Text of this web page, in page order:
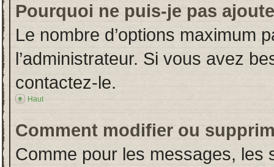
Pourquoi ne puis-je pas
Le nombre d’options maximum
l’administrateur. Si vous avez
contactez-le.
Haut
Comment modifier ou
Comme pour les messages, les